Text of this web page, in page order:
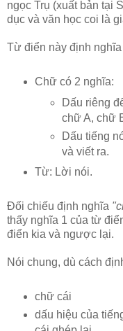
ngọc Trụ (xuất bản tại
dục và văn học coi là
Từ điển này định
Chữ có 2 nghĩa:
Dấu riêng
chữ A, chữ
Dấu tiếng
và viết ra.
Từ: Lời nói.
Đối chiếu định nghĩa
thấy nghĩa 1 của từ
điển kia và ngược lại.
Nói chung, dù cách
chữ cái
dấu hiệu của